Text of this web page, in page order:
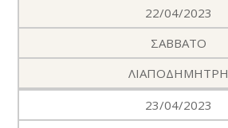
22/04/2023
ΣΑΒΒΑΤΟ
ΛΙΑΠΟΔΗΜΗΤΡΗ
23/04/2023